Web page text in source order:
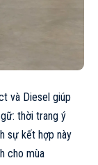
và Diesel giúp
thời trang ý
sự kết hợp này
cho mùa